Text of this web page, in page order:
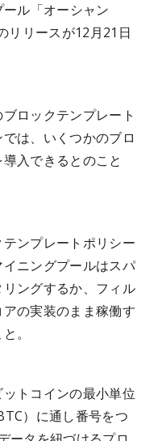
ール「オーシャン
リリースが12月21日
ロックテンプレート
は、いくつかのブロ
入できるとのこと
ンプレートポリシー
ニングプールはスパ
ングするか、フィル
の実装のまま稼働す
。
トコインの最小単位
）に通し番号をつ